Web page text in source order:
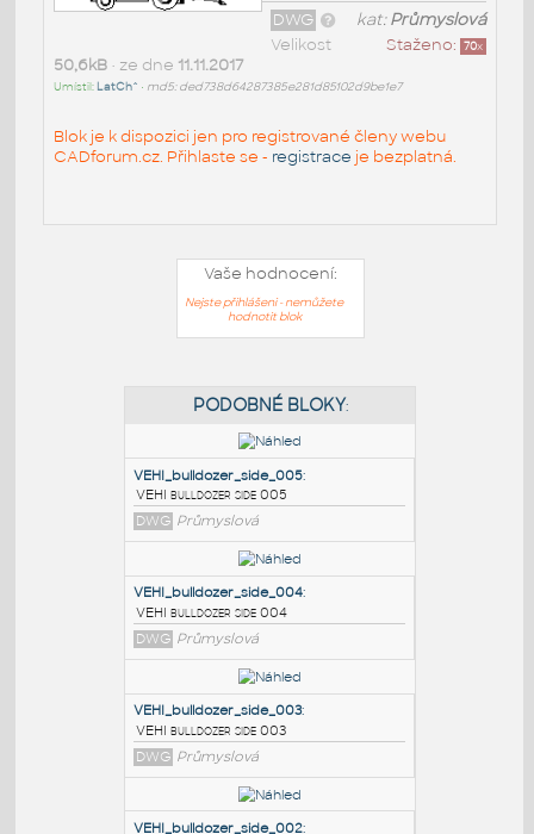
kat:Průmyslová
DWG
Staženo: 70x
Velikost
50,6kB• ze dne 11.11.2017
Umístil: LatCh^ • md5: ded738d64287385e281d85102d9be1e7
Blok je k dispozici jen pro registrované členy webu
CADforum.cz. Přihlaste se - registrace je bezplatná.
Vaše hodnocení:
Nejste přihlášeni - nemůžete
hodnotit blok
PODOBNÉ BLOKY:
VEHI_bulldozer_side_005:
VEHI bulldozer side 005
DWG Průmyslová
VEHI_bulldozer_side_004
VEHI bulldozer side 004